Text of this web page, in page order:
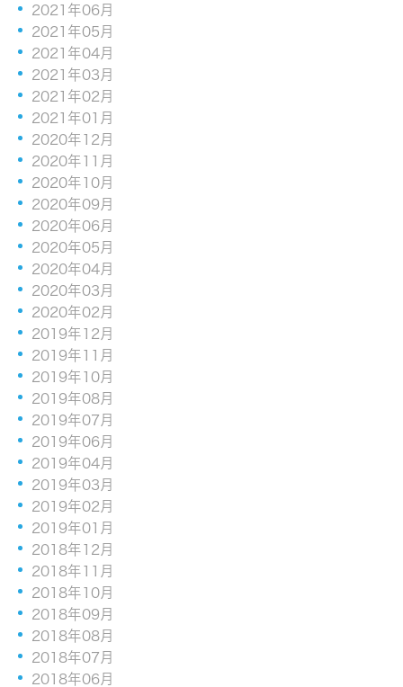
2021年06月
2021年05月
2021年04月
2021年03月
2021年02月
2021年01月
2020年12月
2020年11月
2020年10月
2020年09月
2020年06月
2020年05月
2020年04月
2020年03月
2020年02月
2019年12月
2019年11月
2019年10月
2019年08月
2019年07月
2019年06月
2019年04月
2019年03月
2019年02月
2019年01月
2018年12月
2018年11月
2018年10月
2018年09月
2018年08月
2018年07月
2018年06月